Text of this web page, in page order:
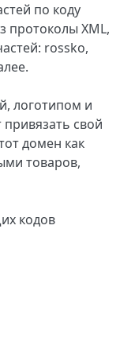
по коду
протоколы XML,
rossko,
логотипом и
свой
домен как
товаров,
кодов